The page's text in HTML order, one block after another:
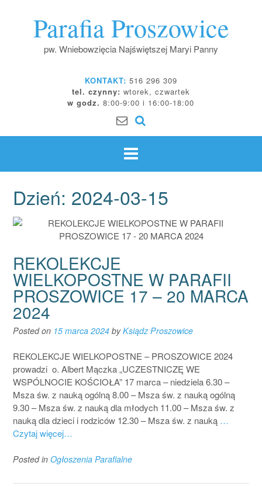
Parafia Proszowice
pw. Wniebowzięcia Najświętszej Maryi Panny
KONTAKT: 516 296 309
tel. czynny: wtorek, czwartek
w godz. 8:00-9:00 i 16:00-18:00
Dzień: 2024-03-15
REKOLEKCJE
WIELKOPOSTNE W PARAFII
PROSZOWICE 17 – 20 MARCA
2024
Posted on 15 marca 2024 byKsiądz Proszowice
REKOLEKCJE WIELKOPOSTNE – PROSZOWICE 2024
prowadzi o. Albert Mączka „UCZESTNICZĘ WE
WSPÓLNOCIE KOŚCIOŁA” 17 marca – niedziela 6.30 –
Msza św. z nauką ogólną 8.00 – Msza św. z nauką ogólną
9.30 – Msza św. z nauką dla młodych 11.00 – Msza św. z
nauką dla dzieci i rodziców 12.30 – Msza św. z nauką …
Czytaj więcej…
Posted in Ogłoszenia Parafialne